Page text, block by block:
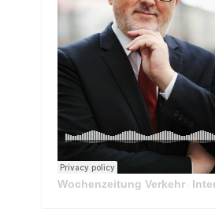
Wochenzeitung Verkehr · Interview Mit Andreas